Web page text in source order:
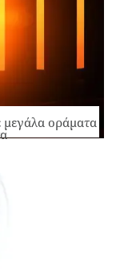
μεγάλα οράματα